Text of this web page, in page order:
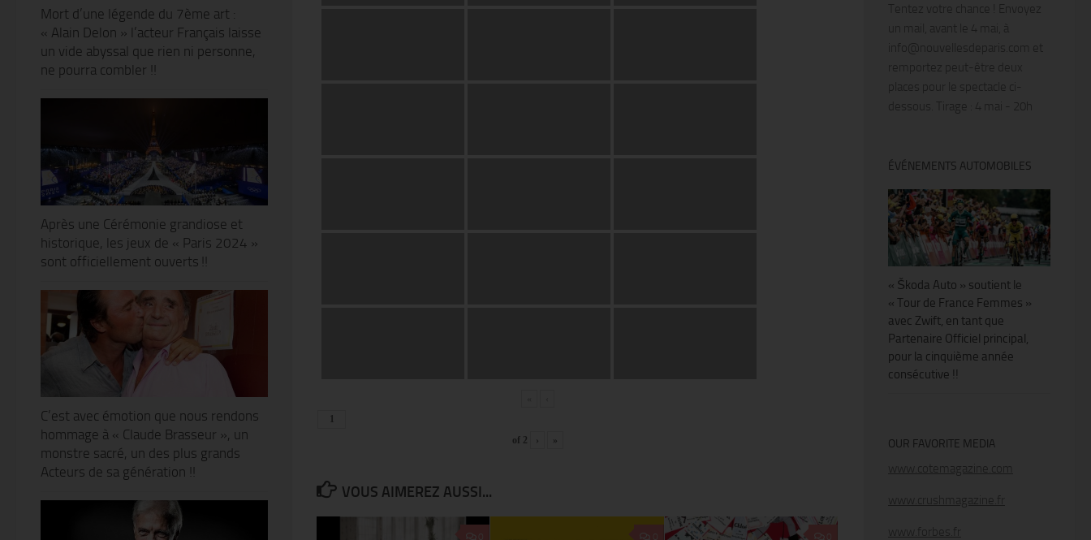
of 2 › »
VOUS AIMEREZ AUSSI...
Mort d’une légende du 7ème art :
« Alain Delon » l’acteur Français laisse
un vide abyssal que rien ni personne,
ne pourra combler !!
Après une Cérémonie grandiose et
historique, les jeux de « Paris 2024 »
sont officiellement ouverts !!
C’est avec émotion que nous rendons
hommage à « Claude Brasseur », un
monstre sacré, un des plus grands
Acteurs de sa génération !!
Tentez votre chance ! Envoyez
un mail, avant le 4 mai, à
info@nouvellesdeparis.com et
remportez peut-être deux
places pour le spectacle ci-
dessous. Tirage : 4 mai - 20h
ÉVÉNEMENTS AUTOMOBILES
« Škoda Auto » soutient le
« Tour de France Femmes »
avec Zwift, en tant que
Partenaire Officiel principal,
pour la cinquième année
consécutive !!
OUR FAVORITE MEDIA
www.cotemagazine.com
www.crushmagazine.fr
www.forbes.fr